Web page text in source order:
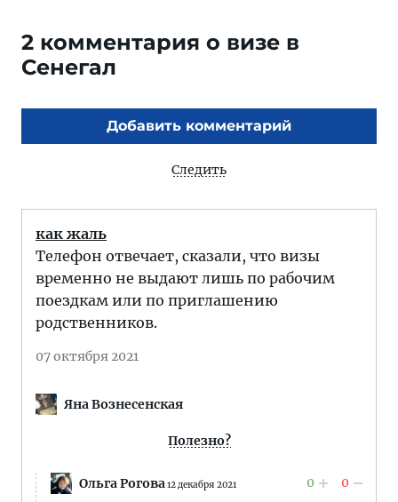
2 комментария о визе в
Сенегал
Добавить комментарий
Следить
как жаль
Телефон отвечает, сказали, что визы
временно не выдают лишь по рабочим
поездкам или по приглашению
родственников.
07 октября 2021
Яна Вознесенская
Полезно?
Ольга Рогова 12 декабря 2021 0 0